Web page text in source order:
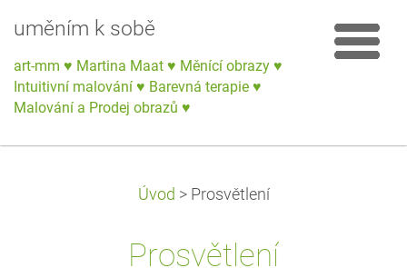
uměním k sobě
art-mm ♥ Martina Maat ♥ Měnící obrazy ♥
Intuitivní malování ♥ Barevná terapie ♥
Malování a Prodej obrazů ♥
Úvod > Prosvětlení
Prosvětlení